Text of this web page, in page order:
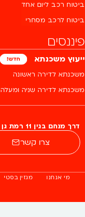
ביטוח רכב ליום אחד
ביטוח לרכב מסחרי
פיננסים
ייעוץ משכנתא
משכנתא לדירה ראשונה
משכנתא לדירה שניה ומעלה
דרך מנחם בגין 11 רמת גן
צרו קשר
מי אנחנו מגזין בסטי